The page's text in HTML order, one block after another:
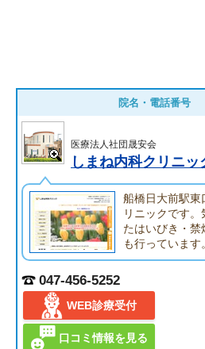
院名・電話番号
医療法人社団晟安会
しまね内科クリニッ
船橋日大前駅東
リニックです
たはいびき・禁
も行っています
047-456-5252
WEB診療受付
口コミ情報を見る